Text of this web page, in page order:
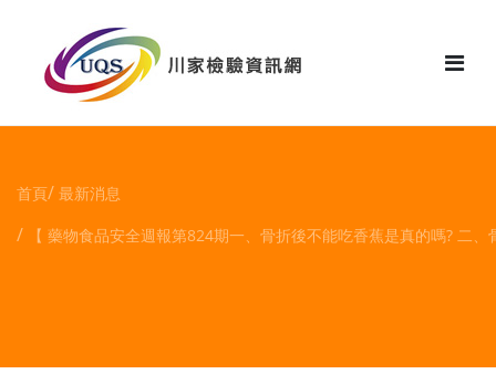
首頁 最新消息
【 藥物食品安全週報第824期一、骨折後不能吃香蕉是真的嗎? 二